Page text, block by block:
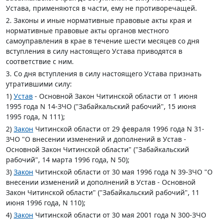
Устава, применяются в части, ему не противоречащей.
2. Законы и иные нормативные правовые акты края и
нормативные правовые акты органов местного
самоуправления в крае в течение шести месяцев со дня
вступления в силу настоящего Устава приводятся в
соответствие с ним.
3. Со дня вступления в силу настоящего Устава признать
утратившими силу:
1) Устав - Основной Закон Читинской области от 1 июня
1995 года N 14-ЗЧО ("Забайкальский рабочий", 15 июня
1995 года, N 111);
2) Закон Читинской области от 29 февраля 1996 года N 31-
ЗЧО "О внесении изменений и дополнений в Устав -
Основной Закон Читинской области" ("Забайкальский
рабочий", 14 марта 1996 года, N 50);
3) Закон Читинской области от 30 мая 1996 года N 39-ЗЧО "О
внесении изменений и дополнений в Устав - Основной
Закон Читинской области" ("Забайкальский рабочий", 11
июня 1996 года, N 110);
4) Закон Читинской области от 30 мая 2001 года N 300-ЗЧО